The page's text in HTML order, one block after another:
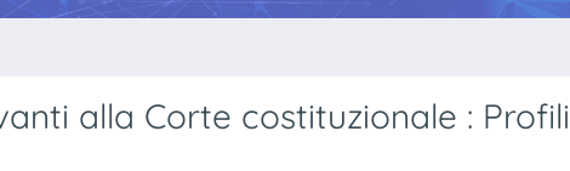
alla Corte costituzionale : Profili